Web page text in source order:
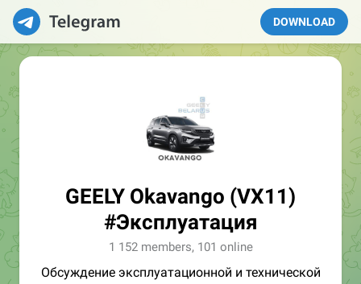
DOWNLOAD
GEELY Okavango (VX11)
#Эксплуатация
1 152 members, 101 online
Обсуждение эксплуатационной и технической